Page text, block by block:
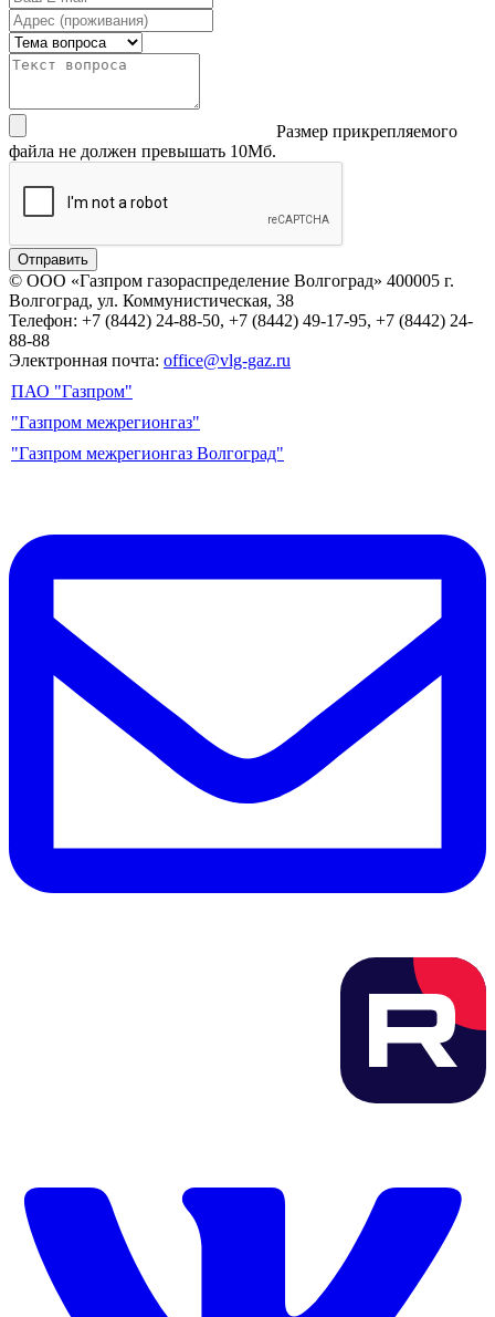
Размер прикрепляемого
файла не должен превышать 10Мб.
Отправить
© ООО «Газпром газораспределение Волгоград» 400005 г.
Волгоград, ул. Коммунистическая, 38
Телефон: +7 (8442) 24-88-50, +7 (8442) 49-17-95, +7 (8442) 24-
88-88
Электронная почта: office@vlg-gaz.ru
ПАО "Газпром"
"Газпром межрегионгаз"
"Газпром межрегионгаз Волгоград"